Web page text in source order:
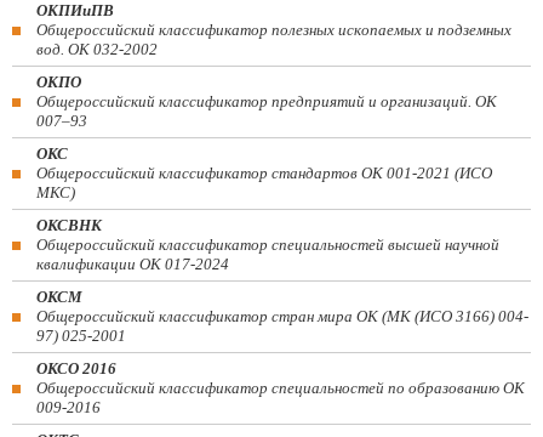
ОКПИиПВ
Общероссийский классификатор полезных ископаемых и подземных
вод. ОК 032-2002
ОКПО
Общероссийский классификатор предприятий и организаций. ОК
007–93
ОКС
Общероссийский классификатор стандартов ОК 001-2021 (ИСО
МКС)
ОКСВНК
Общероссийский классификатор специальностей высшей научной
квалификации ОК 017-2024
ОКСМ
Общероссийский классификатор стран мира ОК (МК (ИСО 3166) 004-
97) 025-2001
ОКСО 2016
Общероссийский классификатор специальностей по образованию ОК
009-2016